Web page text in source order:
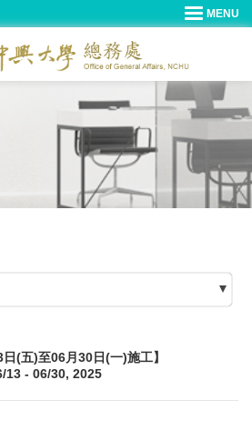
(五)至06月30日(一)施工】
- 06/30, 2025